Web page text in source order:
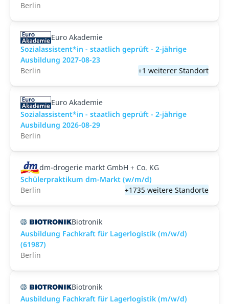
Berlin
Euro Akademie
Sozialassistent*in - staatlich geprüft - 2-jährige
Ausbildung 2027-08-23
Berlin
+1 weiterer Standort
Euro Akademie
Sozialassistent*in - staatlich geprüft - 2-jährige
Ausbildung 2026-08-29
Berlin
dm-drogerie markt GmbH + Co. KG
Schülerpraktikum dm-Markt (w/m/d)
Berlin
+1735 weitere Standorte
Biotronik
Ausbildung Fachkraft für Lagerlogistik (m/w/d)
(61987)
Berlin
Biotronik
Ausbildung Fachkraft für Lagerlogistik (m/w/d)